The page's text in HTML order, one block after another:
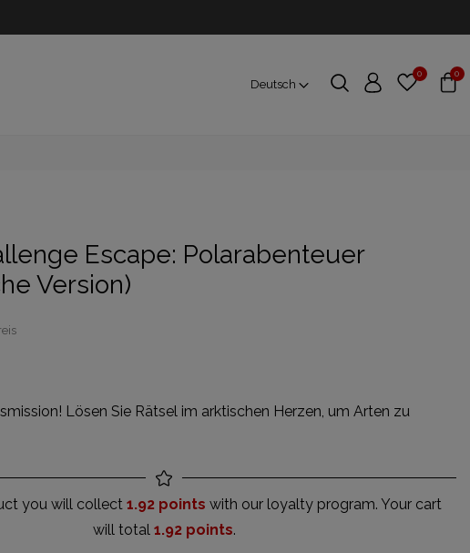
Deutsch
0 0
Escape: Polarabenteuer
Version)
Lösen Sie Rätsel im arktischen Herzen, um Arten zu
you will collect 1.92 points with our loyalty program. Your cart
will total 1.92 points.